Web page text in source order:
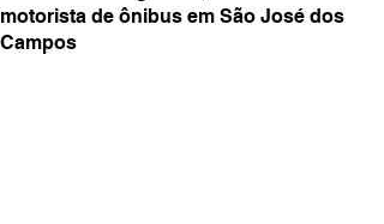
motorista de ônibus em São José dos
Campos